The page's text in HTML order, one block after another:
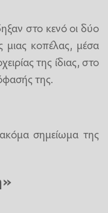
στο κενό οι δύο
μιας κοπέλας, μέσα
της ίδιας, στο
της.
σημείωμα της